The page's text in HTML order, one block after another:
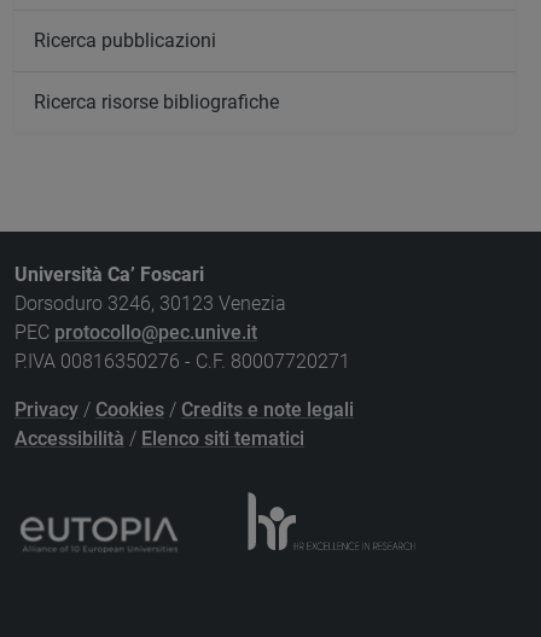
Ricerca pubblicazioni
Ricerca risorse bibliografiche
Università Ca’ Foscari
Dorsoduro 3246, 30123 Venezia
PEC protocollo@pec.unive.it
P.IVA 00816350276 - C.F. 80007720271
Privacy / Cookies / Credits e note legali
Accessibilità / Elenco siti tematici